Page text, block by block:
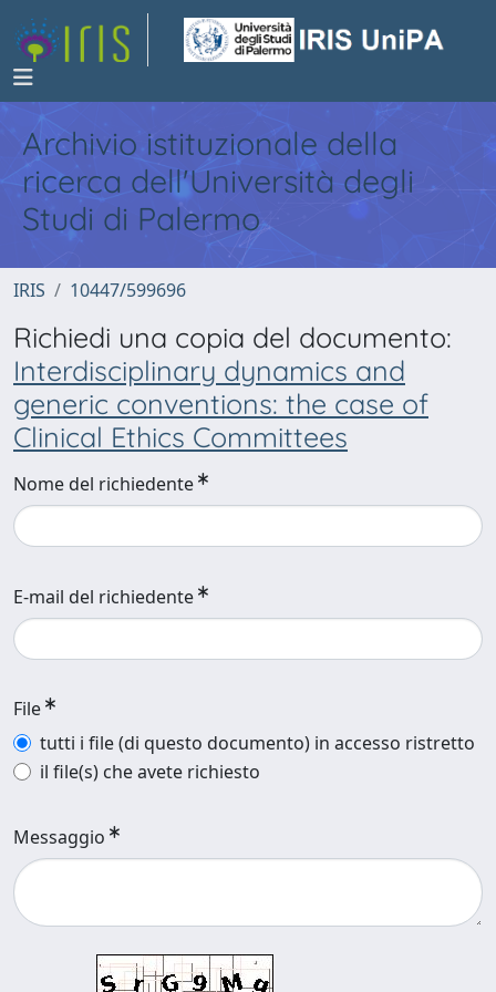
Archivio istituzionale della
ricerca dell'Università degli
Studi di Palermo
IRIS 10447/599696
Richiedi una copia del documento:
Interdisciplinary dynamics and
generic conventions: the case of
Clinical Ethics Committees
Nome del richiedente
E-mail del richiedente
File
tutti i file (di questo documento) in accesso ristretto
il file(s) che avete richiesto
Messaggio